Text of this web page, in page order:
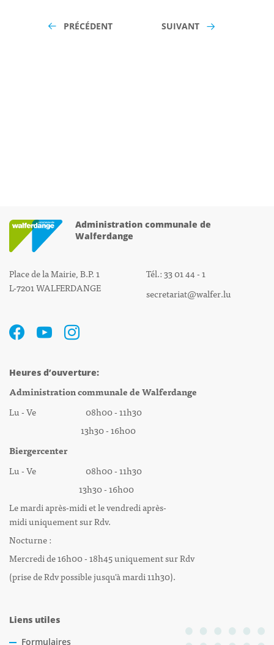
PRÉCÉDENT SUIVANT
Administration communale de
Walferdange
Place de la Mairie, B.P. 1
L-7201 WALFERDANGE
Tél.: 33 01 44 - 1
secretariat@walfer.lu
Heures d’ouverture:
Administration communale de Walferdange
Lu - Ve 08h00 - 11h30
13h30 - 16h00
Biergercenter
Lu - Ve 08h00 - 11h30
13h30 - 16h00
Le mardi après-midi et le vendredi après-
midi uniquement sur Rdv.
Nocturne :
Mercredi de 16h00 - 18h45 uniquement sur Rdv
(prise de Rdv possible jusqu'à mardi 11h30).
Liens utiles
Formulaires